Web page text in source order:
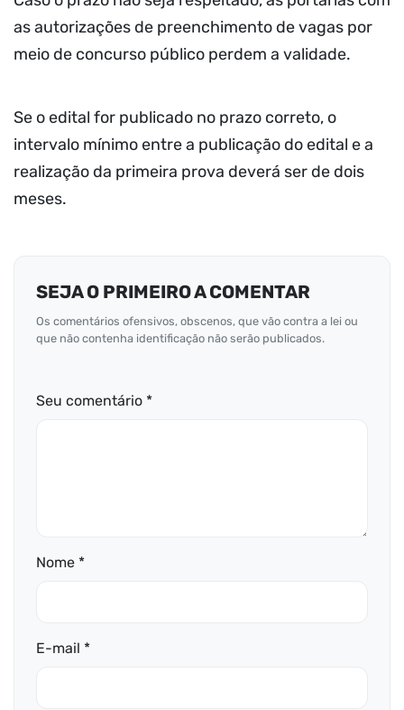
as autorizações de preenchimento de vagas por
meio de concurso público perdem a validade.
Se o edital for publicado no prazo correto, o
intervalo mínimo entre a publicação do edital e a
realização da primeira prova deverá ser de dois
meses.
SEJA O PRIMEIRO A COMENTAR
Os comentários ofensivos, obscenos, que vão contra a lei ou
que não contenha identificação não serão publicados.
Seu comentário *
Nome *
E-mail *